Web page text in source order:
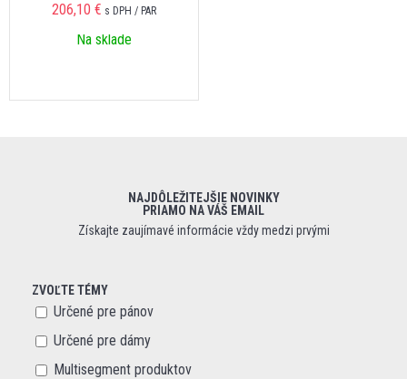
206,10 € s DPH / PAR
Na sklade
NAJDÔLEŽITEJŠIE NOVINKY
PRIAMO NA VÁŠ EMAIL
Získajte zaujímavé informácie vždy medzi prvými
ZVOĽTE TÉMY
Určené pre pánov
Určené pre dámy
Multisegment produktov